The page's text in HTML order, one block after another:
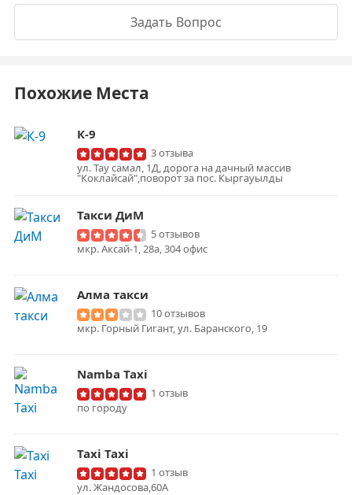
Задать Вопрос
Похожие Места
К-9
3 отзыва
ул. Тау самал, 1Д, дорога на дачный массив
"Коклайсай",поворот за пос. Кыргауылды
Такси ДиМ
5 отзывов
мкр. Аксай-1, 28а, 304 офис
Алма такси
10 отзывов
мкр. Горный Гигант, ул. Баранского, 19
Namba Taxi
1 отзыв
по городу
Taxi Taxi
1 отзыв
ул. Жандосова,60А